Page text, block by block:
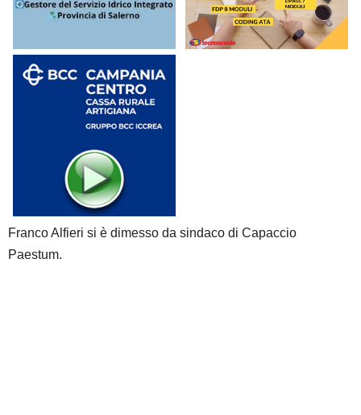
Franco Alfieri si è dimesso da sindaco di Capaccio
Paestum.